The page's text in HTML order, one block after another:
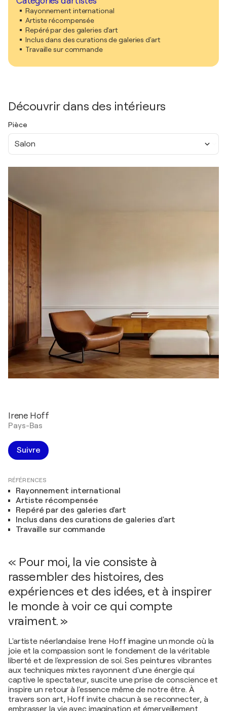
Rayonnement international
Artiste récompensée
Repéré par des galeries d'art
Inclus dans des curations de galeries d'art
Travaille sur commande
Découvrir dans des intérieurs
Pièce
Salon
Irene Hoff
Pays-Bas
Suivre
RÉFÉRENCES
Rayonnement international
Artiste récompensée
Repéré par des galeries d'art
Inclus dans des curations de galeries d'art
Travaille sur commande
« Pour moi, la vie consiste à
rassembler des histoires, des
expériences et des idées, et à inspirer
le monde à voir ce qui compte
vraiment. »
L'artiste néerlandaise Irene Hoff imagine un monde où la
joie et la compassion sont le fondement de la véritable
liberté et de l'expression de soi. Ses peintures vibrantes
aux techniques mixtes rayonnent d'une énergie qui
captive le spectateur, suscite une prise de conscience et
inspire un retour à l'essence même de notre être. À
travers son art, Hoff invite chacun à se reconnecter, à
embrasser la vie avec imagination et émerveillement.